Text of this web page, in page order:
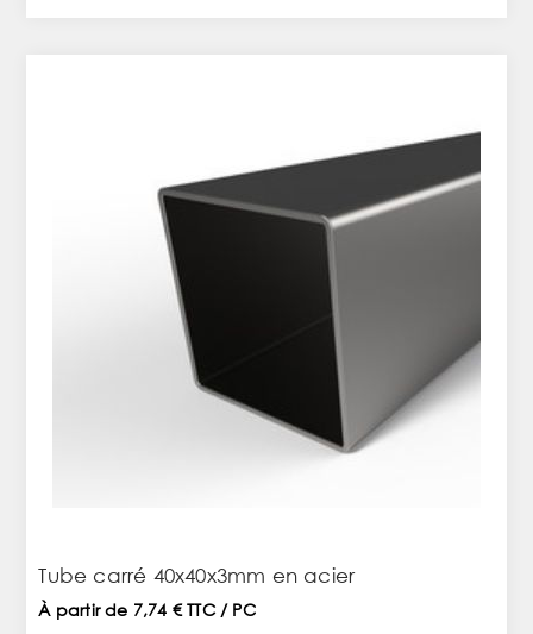
Tube carré 40x40x3mm en acier
À partir de 7,74 € TTC / PC